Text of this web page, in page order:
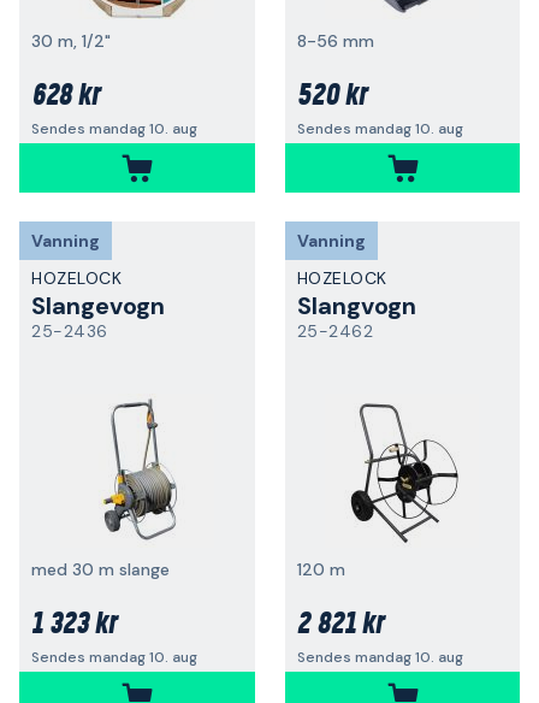
30 m, 1/2"
628 kr
Sendes mandag 10. aug
8-56 mm
520 kr
Sendes mandag 10. aug
Vanning
HOZELOCK
Slangevogn
25-2436
med 30 m slange
1 323 kr
Sendes mandag 10. aug
Vanning
HOZELOCK
Slangvogn
25-2462
120 m
2 821 kr
Sendes mandag 10. aug